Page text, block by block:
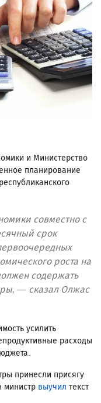
и Министерство
планирование
совместно с
срок
роста на
содержать
— сказал Олжас
усилить
расходы
принесли присягу
министр выучил текст